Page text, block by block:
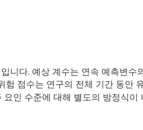
니다. 예상 계수는 연속 예측변
험 점수는 연구의 전체 기간 동안
인 수준에 대해 별도의 방정식이